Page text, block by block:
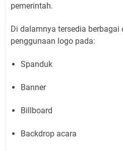
pemerintah.
Di dalamnya tersedia
penggunaan logo pada:
Spanduk
Banner
Billboard
Backdrop acara